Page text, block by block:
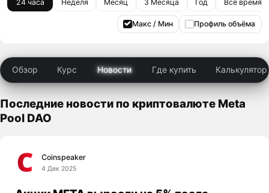
24 часа Неделя Месяц 3 Месяца Год Всё время
Макс / Мин Профиль объёма
Обзор Курс Новости Где купить Калькулятор
Последние новости по криптовалюте Meta
Pool DAO
Coinspeaker
4 Дек 2025